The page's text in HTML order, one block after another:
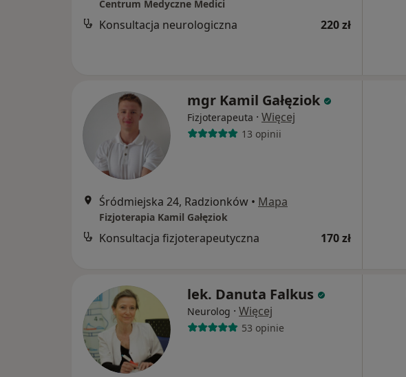
Centrum Medyczne Medici
Konsultacja neurologiczna 220 zł
mgr Kamil Gałęziok
Fizjoterapeuta · Więcej
13 opinii
Śródmiejska 24, Radzionków • Mapa
Fizjoterapia Kamil Gałęziok
Konsultacja fizjoterapeutyczna 170 zł
lek. Danuta Falkus
Neurolog · Więcej
53 opinie